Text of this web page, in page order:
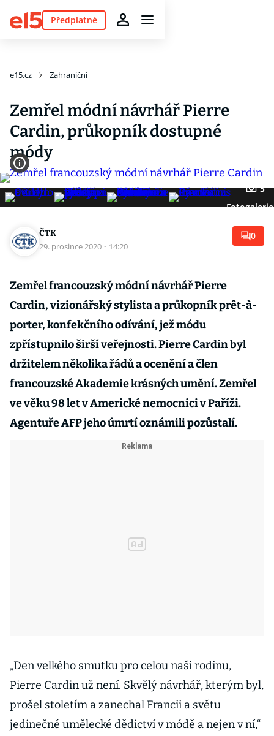
Předplatné
e15.cz Zahraniční
Zemřel módní návrhář Pierre
Cardin, průkopník dostupné
módy
5
Fotogalerie
ČTK
29. prosince 2020 · 14:20
0
Zemřel francouzský módní návrhář Pierre
Cardin, vizionářský stylista a průkopník prêt-à-
porter, konfekčního odívání, jež módu
zpřístupnilo širší veřejnosti. Pierre Cardin byl
držitelem několika řádů a ocenění a člen
francouzské Akademie krásných umění. Zemřel
ve věku 98 let v Americké nemocnici v Paříži.
Agentuře AFP jeho úmrtí oznámili pozůstalí.
„Den velkého smutku pro celou naši rodinu,
Pierre Cardin už není. Skvělý návrhář, kterým byl,
prošel stoletím a zanechal Francii a světu
jedinečné umělecké dědictví v módě a nejen v ní,“